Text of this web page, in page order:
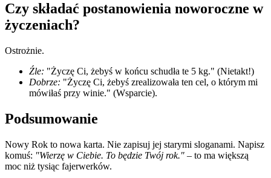
Czy składać postanowienia noworoczne w
życzeniach?
Ostrożnie.
Źle: "Życzę Ci, żebyś w końcu schudła te 5 kg." (Nietakt!)
Dobrze: "Życzę Ci, żebyś zrealizowała ten cel, o którym mi
mówiłaś przy winie." (Wsparcie).
Podsumowanie
Nowy Rok to nowa karta. Nie zapisuj jej starymi sloganami. Napisz
komuś: "Wierzę w Ciebie. To będzie Twój rok." – to ma większą
moc niż tysiąc fajerwerków.